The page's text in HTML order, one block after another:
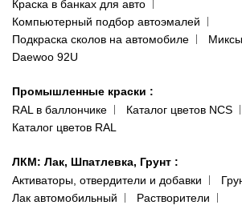
Одесса
пр-т Акад. Глушко, 29
066 554-97-70
Наши публикации
Публичная оферта
Политика конфиденциальности
Краска в банках для авто
Компьютерный подбор автоэмалей
Подкраска сколов на автомобиле
Daewoo 92U
Промышленные краски :
RAL в баллончике
Каталог цветов NCS
Каталог цветов RAL
ЛКМ: Лак, Шпатлевка, Грунт :
Активаторы, отвердители и добавки
Лак автомобильный
Растворители